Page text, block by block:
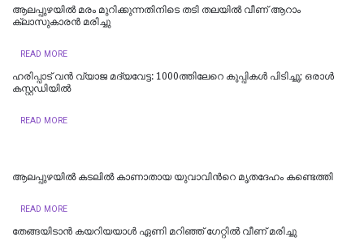
ആലപ്പുഴയില്‍ മരം മുറിക്കുന്നതിനിടെ തടി തലയിൽ വീണ് ആറാം
ക്ലാസുകാരന്‍ മരിച്ചു
READ MORE
ഹരിപ്പാട് വൻ വ്യാജ മദ്യവേട്ട: 1000ത്തിലേറെ കുപ്പികൾ പിടിച്ചു; ഒരാൾ
കസ്റ്റഡിയിൽ
READ MORE
ആലപ്പുഴയിൽ കടലിൽ കാണാതായ യുവാവിന്‍റെ മൃതദേഹം കണ്ടെത്തി
READ MORE
തേങ്ങയിടാൻ കയറിയയാള്‍ ഏണി മറിഞ്ഞ് ഗേറ്റില്‍ വീണ് മരിച്ചു